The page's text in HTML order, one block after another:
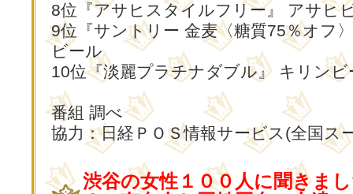
8位『アサヒスタイルフリー』 アサヒ
9位『サントリー 金麦〈糖質75％オフ
ビール
10位『淡麗プラチナダブル』 キリンビ
番組 調べ
協力：日経ＰＯＳ情報サービス(全国ス
渋谷の女性１００人に聞きま